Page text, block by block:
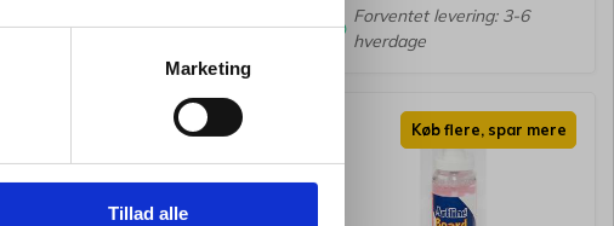
Marketing
Tillad alle
Forventet levering: 3-6
hverdage
Køb flere, spar mere Køb flere, spar mere